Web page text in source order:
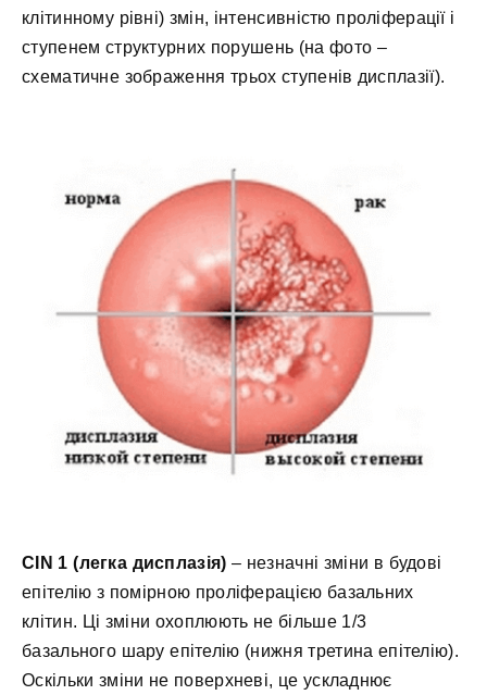
клітинному рівні) змін, інтенсивністю проліферації і
ступенем структурних порушень (на фото –
схематичне зображення трьох ступенів дисплазії).
CIN 1 (легка дисплазія) – незначні зміни в будові
епітелію з помірною проліферацією базальних
клітин. Ці зміни охоплюють не більше 1/3
базального шару епітелію (нижня третина епітелію).
Оскільки зміни не поверхневі, це ускладнює